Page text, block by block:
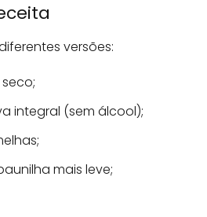
versões:
integral (sem álcool);
mais leve;